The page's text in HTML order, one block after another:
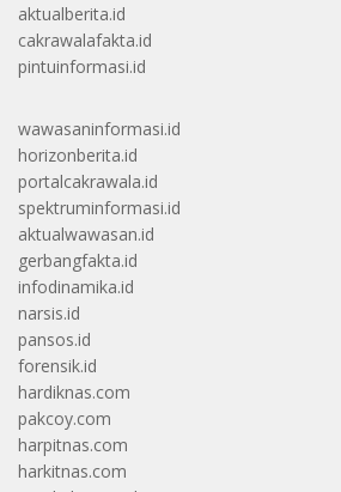
aktualberita.id
cakrawalafakta.id
pintuinformasi.id
wawasaninformasi.id
horizonberita.id
portalcakrawala.id
spektruminformasi.id
aktualwawasan.id
gerbangfakta.id
infodinamika.id
narsis.id
pansos.id
forensik.id
hardiknas.com
pakcoy.com
harpitnas.com
harkitnas.com